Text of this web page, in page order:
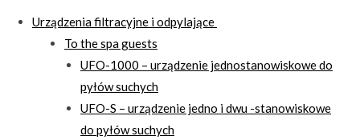
Urządzenia filtracyjne i odpylające
To the spa guests
UFO-1000 – urządzenie jednostanowiskowe do
pyłów suchych
UFO-S – urządzenie jedno i dwu -stanowiskowe
do pyłów suchych